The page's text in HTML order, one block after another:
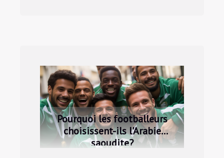
Pourquoi les footballeurs
choisissent-ils l'Arabie
saoudite?